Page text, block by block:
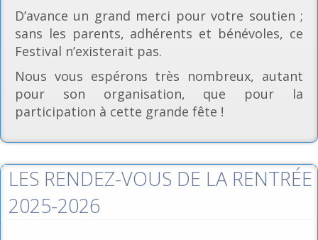
D’avance un grand merci pour votre soutien ;
sans les parents, adhérents et bénévoles, ce
Festival n’existerait pas.
Nous vous espérons très nombreux, autant
pour son organisation, que pour la
participation à cette grande fête !
LES RENDEZ-VOUS DE LA RENTRÉE
2025-2026